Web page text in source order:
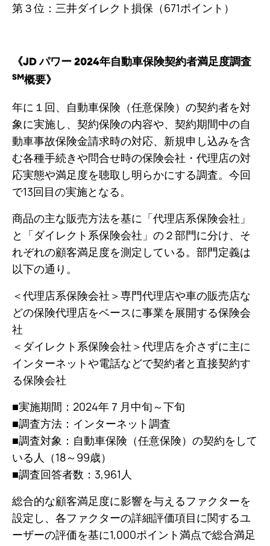
第３位：三井ダイレクト損保（671ポイント）
《JD パワー 2024年自動車保険契約者満足度調査
SM概要》
年に１回、自動車保険（任意保険）の契約者を対
象に実施し、契約保険の内容や、契約期間中の自
動車事故保険金請求時の対応、新規申し込みを含
む各種手続きや問合せ時の保険会社・代理店の対
応実態や満足度を聴取し明らかにする調査。今回
で13回目の実施となる。
商品の主な販売方法を基に「代理店系保険会社」
と「ダイレクト系保険会社」の２部門に分け、そ
れぞれの顧客満足度を測定している。部門定義は
以下の通り。
＜代理店系保険会社＞専門代理店や車の販売店な
どの保険代理店をベースに事業を展開する保険会
社
＜ダイレクト系保険会社＞代理店を介さずに主に
インターネットや電話などで契約者と直接契約す
る保険会社
■実施期間：2024年７月中旬～下旬
■調査方法：インターネット調査
■調査対象：自動車保険（任意保険）の契約をして
いる人（18～99歳）
■調査回答者数：3,961人
総合的な顧客満足度に影響を与えるファクターを
設定し、各ファクターの詳細評価項目に関するユ
ーザーの評価を基に1,000ポイント満点で総合満足